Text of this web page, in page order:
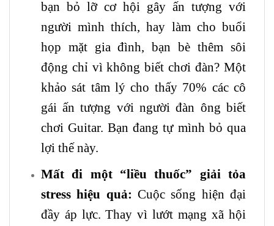
bạn bỏ lỡ cơ hội gây ấn tượng với
người mình thích, hay làm cho buổi
họp mặt gia đình, bạn bè thêm sôi
động chỉ vì không biết chơi đàn? Một
khảo sát tâm lý cho thấy 70% các cô
gái ấn tượng với người đàn ông biết
chơi Guitar. Bạn đang tự mình bỏ qua
lợi thế này.
Mất đi một “liều thuốc” giải tỏa
stress hiệu quả: Cuộc sống hiện đại
đầy áp lực. Thay vì lướt mạng xã hội